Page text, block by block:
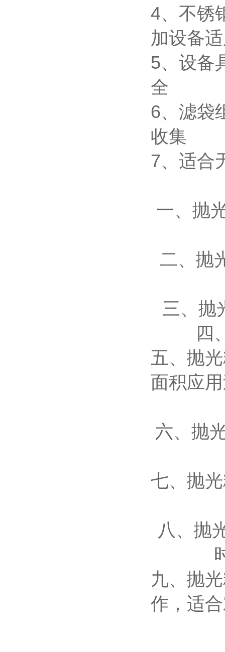
4、不锈
加设备
5、设备
全
6、滤袋
收集
7、适合
一、抛
二、抛
三、抛
四
五、抛
面积应
六、抛
七、抛
八、抛
九、抛
作，适